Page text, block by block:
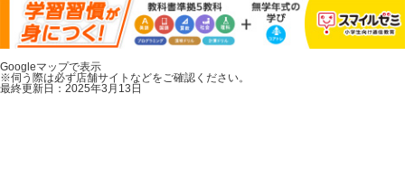
大分市立 稙田幼稚園
Googleマップで表示
※伺う際は必ず店舗サイトなどをご確認ください。
最終更新日：2025年3月13日